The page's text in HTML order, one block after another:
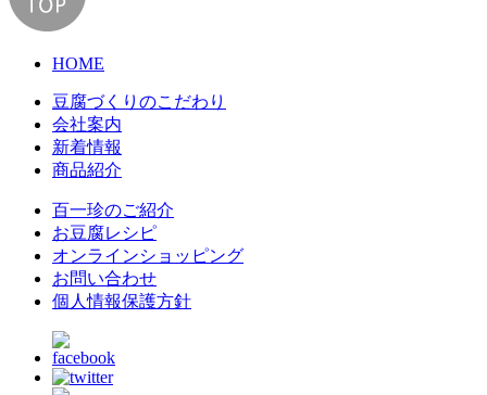
HOME
豆腐づくりのこだわり
会社案内
新着情報
商品紹介
百一珍のご紹介
お豆腐レシピ
オンラインショッピング
お問い合わせ
個人情報保護方針